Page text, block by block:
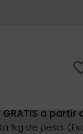
GRATIS a
1kg de peso.